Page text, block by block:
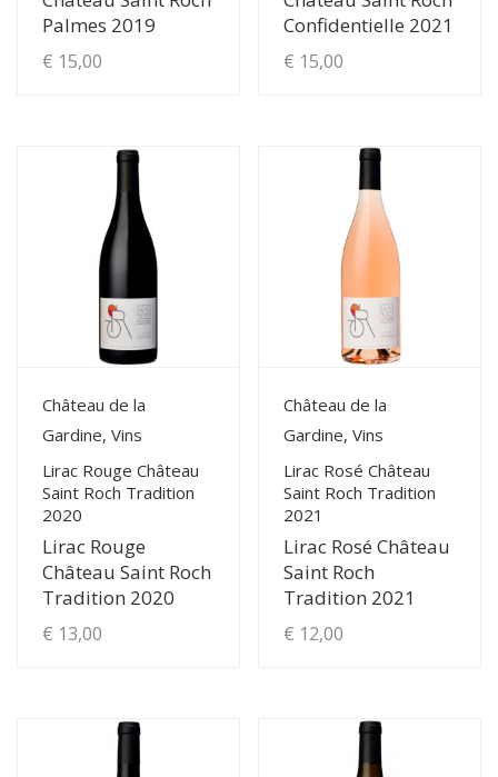
Palmes 2019
€ 15,00
Confidentielle 2021
€ 15,00
View Details
Château de la
Gardine, Vins
Lirac Rouge Château
Saint Roch Tradition
2020
Lirac Rouge
Château Saint Roch
Tradition 2020
€ 13,00
View Details
Château de la
Gardine, Vins
Lirac Rosé Château
Saint Roch Tradition
2021
Lirac Rosé Château
Saint Roch
Tradition 2021
€ 12,00